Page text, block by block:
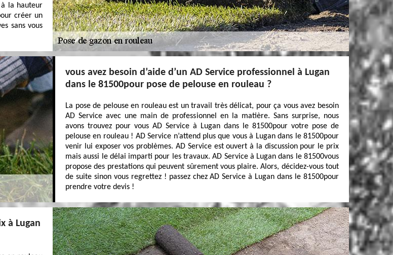
à la hauteur
créer un
sans vous
vous avez besoin d’aide d’un AD Service professionnel à Lugan
dans le 81500pour pose de pelouse en rouleau ?
La pose de pelouse en rouleau est un travail très délicat, pour ça vous avez besoin
AD Service avec une main de professionnel en la matière. Sans surprise, nous
avons trouvez pour vous AD Service à Lugan dans le 81500pour votre pose de
pelouse en rouleau ! AD Service n’attend plus que vous à Lugan dans le 81500pour
venir lui exposer vos problèmes. AD Service est ouvert à la discussion pour le prix
mais aussi le délai imparti pour les travaux. AD Service à Lugan dans le 81500vous
propose des prestations qui peuvent sûrement vous plaire. Alors, décidez-vous tout
de suite sinon vous regrettez ! passez chez AD Service à Lugan dans le 81500pour
prendre votre devis !
à Lugan